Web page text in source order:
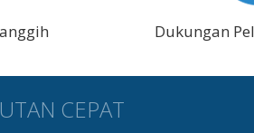
Dukungan
CEPAT